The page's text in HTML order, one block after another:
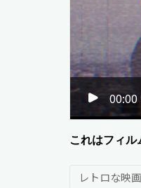
00:00
これはフィ
レトロな映画